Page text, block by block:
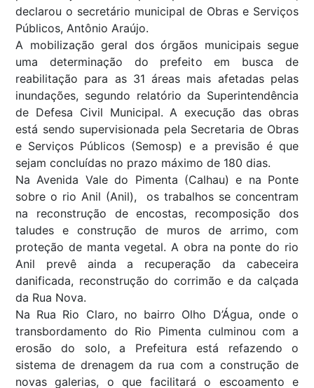
declarou o secretário municipal de Obras e Serviços
Públicos, Antônio Araújo.
A mobilização geral dos órgãos municipais segue
uma determinação do prefeito em busca de
reabilitação para as 31 áreas mais afetadas pelas
inundações, segundo relatório da Superintendência
de Defesa Civil Municipal. A execução das obras
está sendo supervisionada pela Secretaria de Obras
e Serviços Públicos (Semosp) e a previsão é que
sejam concluídas no prazo máximo de 180 dias.
Na Avenida Vale do Pimenta (Calhau) e na Ponte
sobre o rio Anil (Anil), os trabalhos se concentram
na reconstrução de encostas, recomposição dos
taludes e construção de muros de arrimo, com
proteção de manta vegetal. A obra na ponte do rio
Anil prevê ainda a recuperação da cabeceira
danificada, reconstrução do corrimão e da calçada
da Rua Nova.
Na Rua Rio Claro, no bairro Olho D’Água, onde o
transbordamento do Rio Pimenta culminou com a
erosão do solo, a Prefeitura está refazendo o
sistema de drenagem da rua com a construção de
novas galerias, o que facilitará o escoamento e